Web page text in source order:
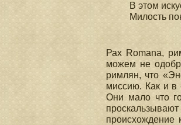
В этом
Милость
Рах Romana,
можем не
римлян, что
миссию. Как и
Они мало что